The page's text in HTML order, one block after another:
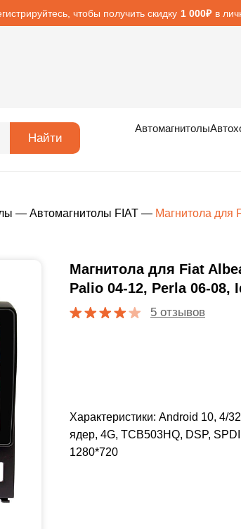
чтобы получить скидку 1 000₽ в
Найти
Автомагнитолы
— Автомагнитолы FIAT — Магнитола для
Магнитола для Fiat
Palio 04-12, Perla 06-08,
5 отзывов
Характеристики: Android 10, 4/
ядер, 4G, TCB503HQ, DSP,
1280*720